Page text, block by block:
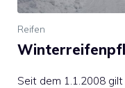
Reifen
Seit dem 1.1.2008